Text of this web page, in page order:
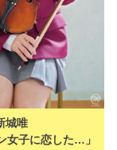
城唯
女子に恋した…」